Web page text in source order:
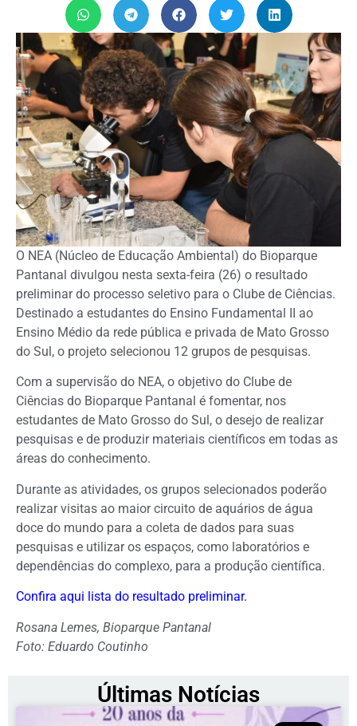
O NEA (Núcleo de Educação Ambiental) do Bioparque
Pantanal divulgou nesta sexta-feira (26) o resultado
preliminar do processo seletivo para o Clube de Ciências.
Destinado a estudantes do Ensino Fundamental II ao
Ensino Médio da rede pública e privada de Mato Grosso
do Sul, o projeto selecionou 12 grupos de pesquisas.
Com a supervisão do NEA, o objetivo do Clube de
Ciências do Bioparque Pantanal é fomentar, nos
estudantes de Mato Grosso do Sul, o desejo de realizar
pesquisas e de produzir materiais científicos em todas as
áreas do conhecimento.
Durante as atividades, os grupos selecionados poderão
realizar visitas ao maior circuito de aquários de água
doce do mundo para a coleta de dados para suas
pesquisas e utilizar os espaços, como laboratórios e
dependências do complexo, para a produção científica.
Confira aqui lista do resultado preliminar.
Rosana Lemes, Bioparque Pantanal
Foto: Eduardo Coutinho
Últimas Notícias